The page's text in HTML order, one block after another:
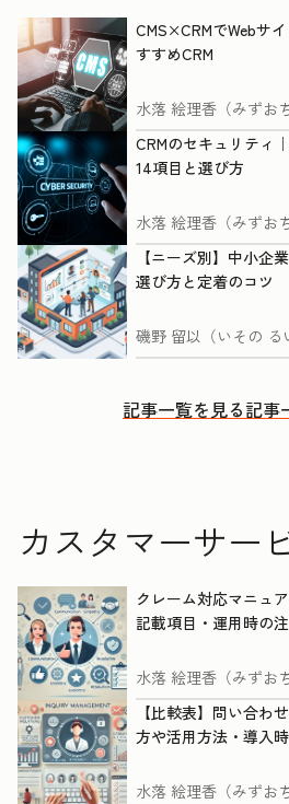
CMS×CRMでWebサ
すすめCRM
水落 絵理香（みずお
CRMのセキュリティ
14項目と選び方
水落 絵理香（みずお
【ニーズ別】中小企
選び方と定着のコツ
磯野 留以（いその る
記事一覧を見る記事
カスタマーサー
クレーム対応マニュ
記載項目・運用時の
水落 絵理香（みずお
【比較表】問い合わ
方や活用方法・導入
水落 絵理香（みずお